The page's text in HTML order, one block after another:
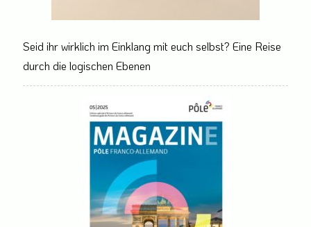
Seid ihr wirklich im Einklang mit euch selbst? Eine Reise
durch die logischen Ebenen